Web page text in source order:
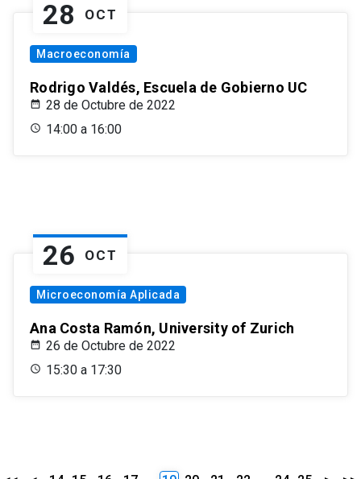
28 OCT
Macroeconomía
Rodrigo Valdés, Escuela de Gobierno UC
28 de Octubre de 2022
14:00 a 16:00
26 OCT
Microeconomía Aplicada
Ana Costa Ramón, University of Zurich
26 de Octubre de 2022
15:30 a 17:30